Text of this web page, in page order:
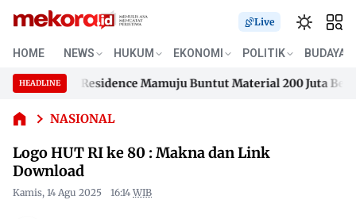
Live
HOME NEWS HUKUM EKONOMI POLITIK BUDAYA
HEADLINE Residence Mamuju Buntut Material 200 Juta Belum
Residence Mamuju Buntut Material 200 Juta Belum
NASIONAL
Logo HUT
Makna
Download
Logo HUT RI ke 80 : Makna dan Link
Download
Kamis, 14 Agu 2025 16:14 WIB